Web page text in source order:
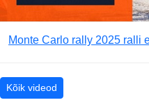
Monte Carlo rally 2025 ralli
Kõik videod